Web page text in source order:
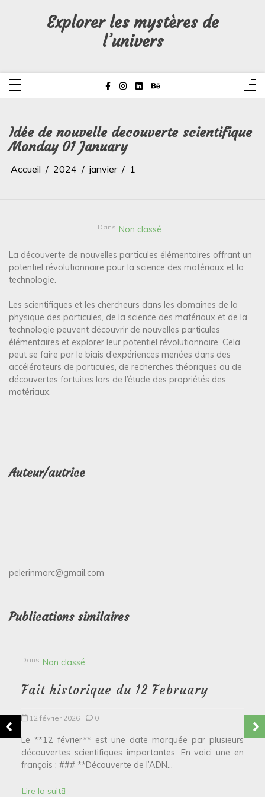
Explorer les mystères de
l’univers
Idée de nouvelle decouverte scientifique
Monday 01 January
Accueil 2024 janvier 1
Dans Non classé
La découverte de nouvelles particules élémentaires offrant un
potentiel révolutionnaire pour la science des matériaux et la
technologie.
Les scientifiques et les chercheurs dans les domaines de la
physique des particules, de la science des matériaux et de la
technologie peuvent découvrir de nouvelles particules
élémentaires et explorer leur potentiel révolutionnaire. Cela
peut se faire par le biais d’expériences menées dans des
accélérateurs de particules, de recherches théoriques ou de
découvertes fortuites lors de l’étude des propriétés des
matériaux.
Auteur/autrice
pelerinmarc@gmail.com
Publications similaires
Dans Non classé
Fait historique du 12 February
12 février 2026 0
Le **12 février** est une date marquée par plusieurs
découvertes scientifiques importantes. En voici une en
français : ### **Découverte de l’ADN...
Lire la suite